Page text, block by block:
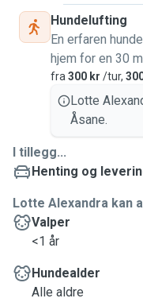
Hundelufting
En erfaren
hjem for en 30
fra 300 kr /tur,
Lotte
Åsane.
I tillegg...
Henting og
Lotte Alexandra kan
Valper
<1 år
Hundealder
Alle aldre